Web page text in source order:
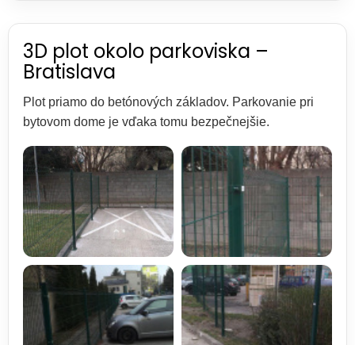
3D plot okolo parkoviska –
Bratislava
Plot priamo do betónových základov. Parkovanie pri
bytovom dome je vďaka tomu bezpečnejšie.